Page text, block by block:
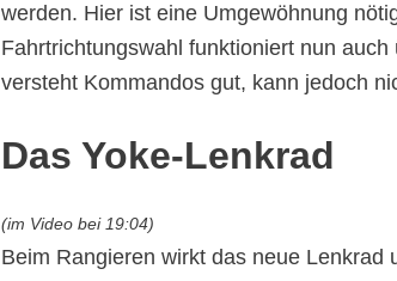
werden. Hier ist eine Umgewöhnung
Fahrtrichtungswahl funktioniert nun
versteht Kommandos gut, kann jedoch
Das Yoke-Lenkrad
(im Video bei 19:04)
Beim Rangieren wirkt das neue